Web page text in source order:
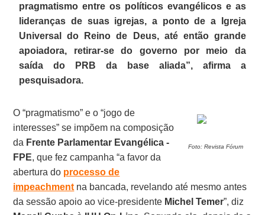
pragmatismo entre os políticos evangélicos e as
lideranças de suas igrejas, a ponto de a Igreja
Universal do Reino de Deus, até então grande
apoiadora, retirar-se do governo por meio da
saída do PRB da base aliada”, afirma a
pesquisadora.
Foto: Revista Fórum
O “pragmatismo” e o “jogo de
interesses” se impõem na composição
da Frente Parlamentar Evangélica -
FPE, que fez campanha “a favor da
abertura do processo de
impeachment na bancada, revelando até mesmo antes
da sessão apoio ao vice-presidente Michel Temer”, diz